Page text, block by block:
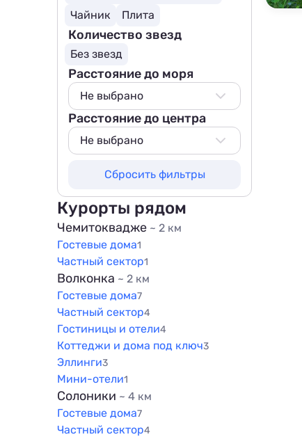
Чайник
Плита
Количество звезд
Без звезд
Расстояние до моря
Не выбрано
Не выбрано
50 м
200 м
500 м
800 м
1000 м
1500 м
Расстояние до центра
Не выбрано
100 м
200 м
500 м
800 м
1000 м
1500 м
Сбросить фильтры
Курорты рядом
Чемитоквадже ~ 2 км
Гостевые дома1
Частный сектор1
Волконка ~ 2 км
Гостевые дома7
Частный сектор4
Гостиницы и отели4
Коттеджи и дома под ключ3
Эллинги3
Мини-отели1
Солоники ~ 4 км
Гостевые дома7
Частный сектор4